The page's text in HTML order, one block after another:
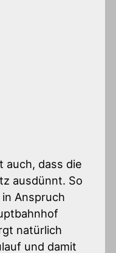
auch, dass die
ausdünnt. So
Anspruch
natürlich
und damit